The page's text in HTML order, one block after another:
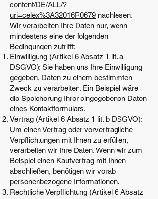
content/DE/ALL/?
uri=celex%3A32016R0679 nachlesen.
Wir verarbeiten Ihre Daten nur, wenn
mindestens eine der folgenden
Bedingungen zutrifft:
Einwilligung (Artikel 6 Absatz 1 lit. a
DSGVO): Sie haben uns Ihre Einwilligung
gegeben, Daten zu einem bestimmten
Zweck zu verarbeiten. Ein Beispiel wäre
die Speicherung Ihrer eingegebenen Daten
eines Kontaktformulars.
Vertrag (Artikel 6 Absatz 1 lit. b DSGVO):
Um einen Vertrag oder vorvertragliche
Verpflichtungen mit Ihnen zu erfüllen,
verarbeiten wir Ihre Daten. Wenn wir zum
Beispiel einen Kaufvertrag mit Ihnen
abschließen, benötigen wir vorab
personenbezogene Informationen.
Rechtliche Verpflichtung (Artikel 6 Absatz